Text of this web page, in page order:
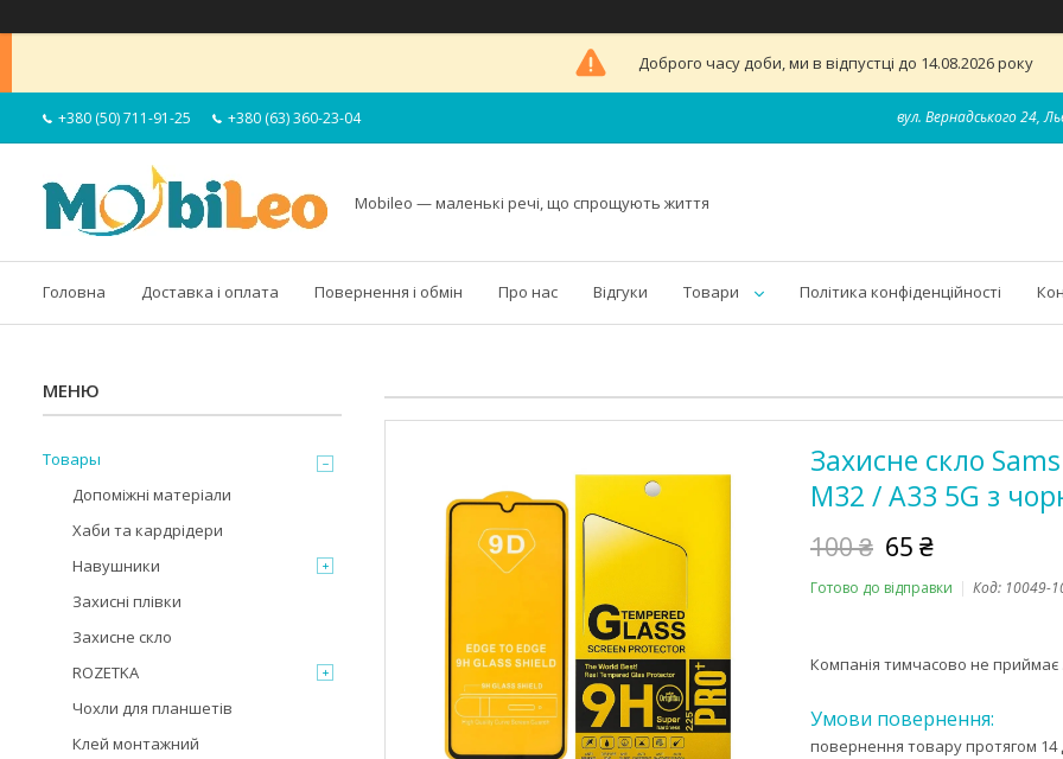
Доброго часу доби, ми в відпустці до 14.08.2026 року
+380 (50) 711-91-25 +380 (63) 360-23-04 вул. Вернадського 24,
Mobileo — маленькі речі, що спрощують життя
Головна Доставка і оплата Повернення і обмін Про нас Відгуки Товари Політика конфіденційності
Захисне скло
M32 / A33 5G з
100 ₴ 65 ₴
Готово до відправки Код: 10049-
Компанія тимчасово не
повернення товару протягом 14
Товары
Допоміжні матеріали
Хаби та кардрідери
Навушники
Захисні плівки
Захисне скло
ROZETKA
Чохли для планшетів
Клей монтажний